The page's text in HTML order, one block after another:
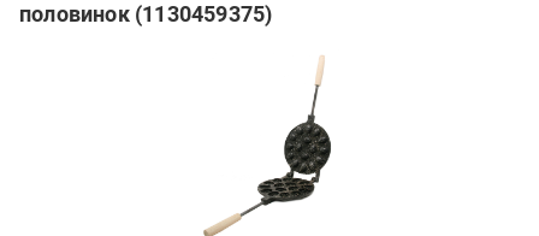
половинок (1130459375)